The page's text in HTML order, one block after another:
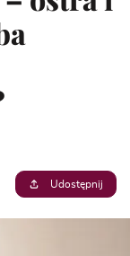
Udostępnij